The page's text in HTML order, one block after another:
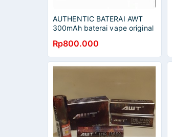
AUTHENTIC BATERAI AWT
300mAh baterai vape original
Rp800.000